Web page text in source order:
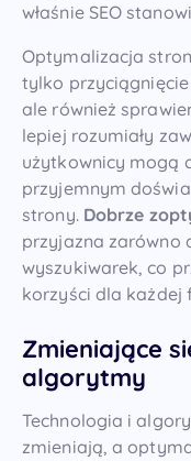
właśnie SEO
Optymalizacja
tylko
ale również
lepiej rozumiały
użytkownicy mogą
przyjemnym
strony. Dobrze
przyjazna zarówno
wyszukiwarek, co
korzyści dla każdej
Zmieniające
algorytmy
Technologia i
zmieniają, a